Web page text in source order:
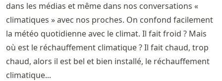
dans les médias et même dans nos conversations «
climatiques » avec nos proches. On confond facilement
la météo quotidienne avec le climat. Il fait froid ? Mais
où est le réchauffement climatique ? Il fait chaud, trop
chaud, alors il est bel et bien installé, le réchauffement
climatique...